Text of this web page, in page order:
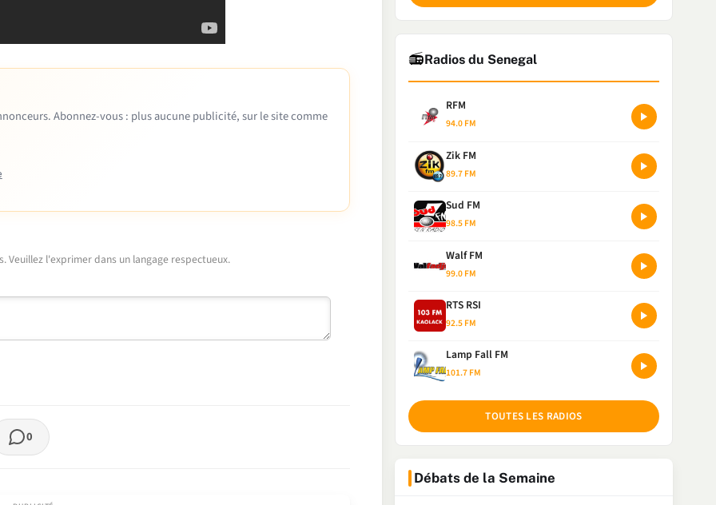
Abonnez-vous : plus aucune publicité, sur le site comme
l'exprimer dans un langage respectueux.
0
📻Radios du Senegal
RFM
94.0 FM
Zik FM
89.7 FM
Sud FM
98.5 FM
Walf FM
99.0 FM
RTS RSI
92.5 FM
Lamp Fall FM
101.7 FM
TOUTES LES RADIOS
Débats de la Semaine